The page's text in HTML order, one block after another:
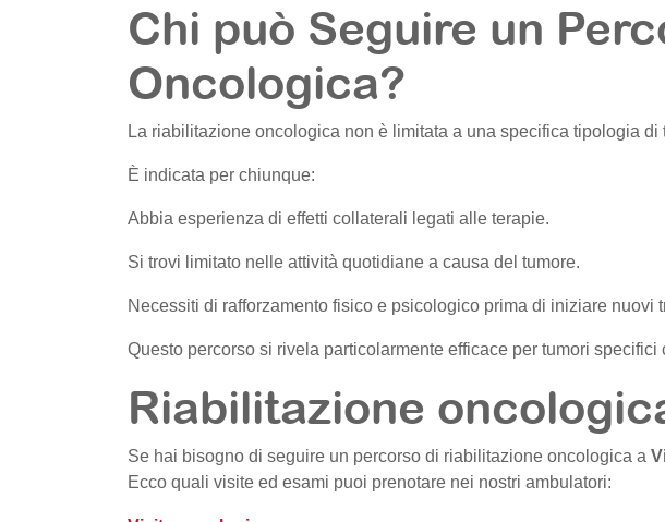
Chi può Seguire un
Oncologica?
La riabilitazione oncologica non è limitata a una specifica tipologia di
È indicata per chiunque:
Abbia esperienza di effetti collaterali legati alle terapie.
Si trovi limitato nelle attività quotidiane a causa del tumore.
Necessiti di rafforzamento fisico e psicologico prima di iniziare nuovi
Questo percorso si rivela particolarmente efficace per tumori
Riabilitazione
Se hai bisogno di seguire un percorso di riabilitazione oncologica a
Ecco quali visite ed esami puoi prenotare nei nostri ambulatori: